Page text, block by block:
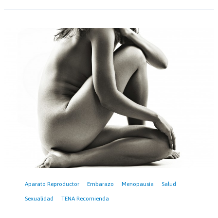
Aparato Reproductor Embarazo Menopausia Salud
Sexualidad TENA Recomienda